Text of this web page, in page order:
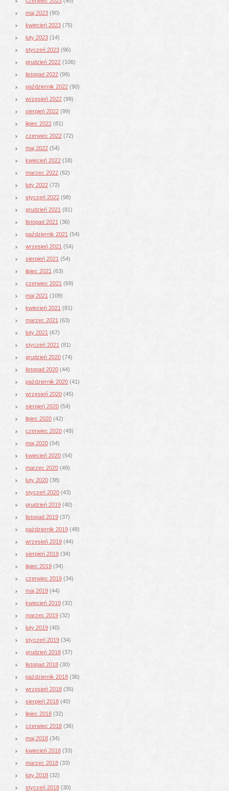
maj 2023 (90)
kwiecień 2023 (75)
luty 2023 (14)
styczeń 2023 (96)
grudzień 2022 (106)
listopad 2022 (99)
październik 2022 (90)
wrzesień 2022 (99)
sierpień 2022 (99)
lipiec 2022 (81)
czerwiec 2022 (72)
maj 2022 (54)
kwiecień 2022 (18)
marzec 2022 (62)
luty 2022 (72)
styczeń 2022 (98)
grudzień 2021 (81)
listopad 2021 (36)
październik 2021 (54)
wrzesień 2021 (54)
sierpień 2021 (54)
lipiec 2021 (63)
czerwiec 2021 (69)
maj 2021 (109)
kwiecień 2021 (81)
marzec 2021 (63)
luty 2021 (67)
styczeń 2021 (81)
grudzień 2020 (74)
listopad 2020 (44)
październik 2020 (41)
wrzesień 2020 (45)
sierpień 2020 (54)
lipiec 2020 (42)
czerwiec 2020 (49)
maj 2020 (54)
kwiecień 2020 (54)
marzec 2020 (49)
luty 2020 (38)
styczeń 2020 (43)
grudzień 2019 (40)
listopad 2019 (37)
październik 2019 (48)
wrzesień 2019 (44)
sierpień 2019 (34)
lipiec 2019 (34)
czerwiec 2019 (34)
maj 2019 (44)
kwiecień 2019 (32)
marzec 2019 (32)
luty 2019 (40)
styczeń 2019 (34)
grudzień 2018 (37)
listopad 2018 (30)
październik 2018 (36)
wrzesień 2018 (35)
sierpień 2018 (40)
lipiec 2018 (32)
czerwiec 2018 (36)
maj 2018 (34)
kwiecień 2018 (33)
marzec 2018 (33)
luty 2018 (32)
styczeń 2018 (30)